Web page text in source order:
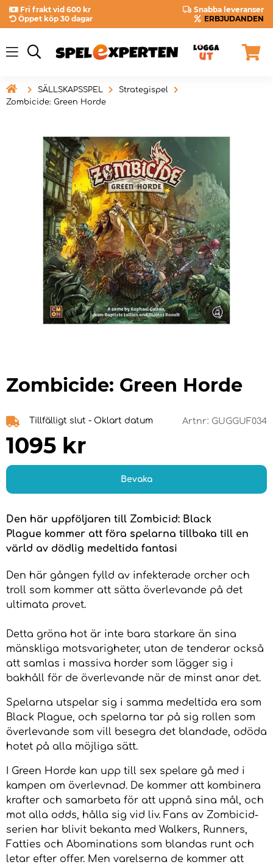
Fri frakt vid 600 kr
Snabba leveranser
Öppet köp 30 dagar
ERBJUDANDEN
 SÄLLSKAPSSPEL
Strategispel
Zombicide: Green Horde
Zombicide: Green Horde
Tillfälligt slut - Oklart datum Artnr: GUGGUF034
1095 kr
Bevaka
Den här uppföljaren till Zombicid: Black
Plague kommer att föra spelarna tillbaka till en
värld av dödlig medeltida fantasi
Den här gången fylld av infekterade orcher och
troll som kommer att sätta överlevande på det
ultimata provet.
Detta gröna hot är inte bara starkare än sina
mänskliga motsvarigheter, utan de tenderar också
att samlas i massiva horder som lägger sig i
bakhåll för de överlevande när de minst anar det.
Spelarna utspelar sig i samma medeltida era som
Black Plague, och spelarna tar på sig rollen som
överlevande som vill besegra det blandade, odöda
hotet på alla möjliga sätt.
I Green Horde kan upp till sex spelare gå med i
kampen om överlevnad. De kommer att kombinera
krafter och samarbeta för att uppnå sina mål, och
mot alla odds, hålla sig vid liv. Fans av Zombicid-
serien har blivit bekanta med Walkers, Runners,
Fatties och Abominations som blandas runt och
letar efter offer. Men varelserna de kommer att